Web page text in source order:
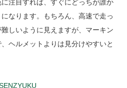
注目すれば、すぐにどっちが誰か
なります。もちろん、高速で走っ
しいように見えますが、マーキン
ヘルメットよりは見分けやすいと